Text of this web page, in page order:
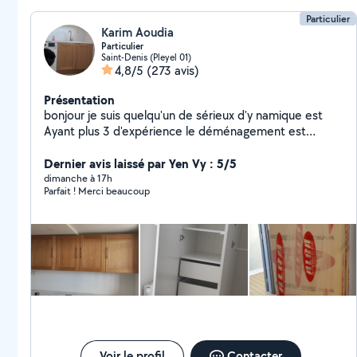
Particulier
Karim Aoudia
Particulier
Saint-Denis (Pleyel 01)
4,8/5 (273 avis)
Présentation
bonjour je suis quelqu'un de sérieux d'y namique est
Ayant plus 3 d'expérience le déménagement est
Dernier avis laissé par Yen Vy : 5/5
dimanche à 17h
Parfait ! Merci beaucoup